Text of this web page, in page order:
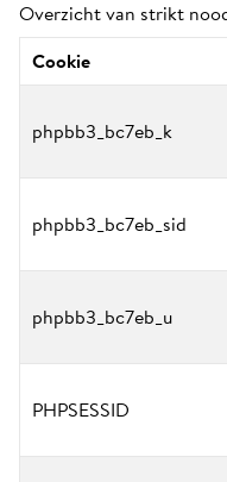
Overzicht van strikt
Cookie
phpbb3_bc7eb_k
phpbb3_bc7eb_sid
phpbb3_bc7eb_u
PHPSESSID